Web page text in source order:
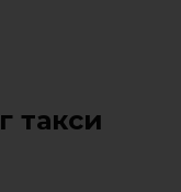
такси